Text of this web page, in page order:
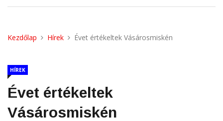
Kezdőlap Hírek Évet értékeltek Vásárosmiskén
HÍREK
Évet értékeltek
Vásárosmiskén